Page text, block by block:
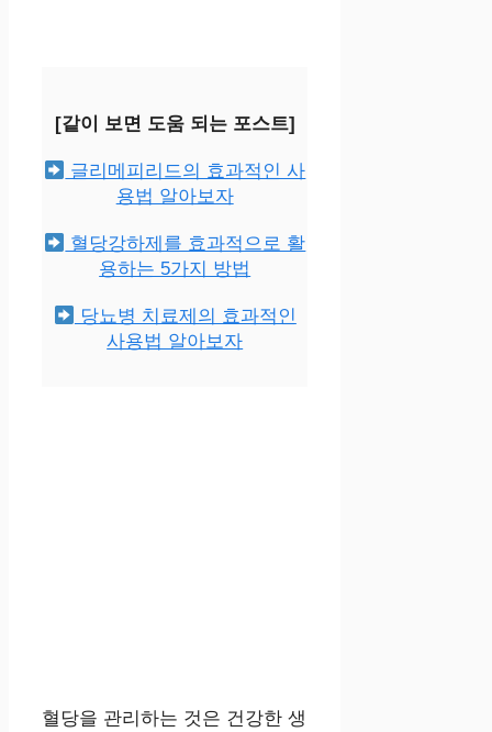
[같이 보면 도움 되는 포스트]
글리메피리드의 효과적인 사
용법 알아보자
혈당강하제를 효과적으로 활
용하는 5가지 방법
당뇨병 치료제의 효과적인
사용법 알아보자
혈당을 관리하는 것은 건강한 생